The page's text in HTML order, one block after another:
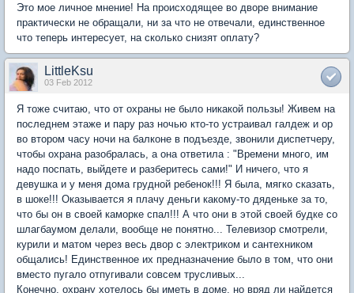
Это мое личное мнение! На происходящее во дворе внимание
практически не обращали, ни за что не отвечали, единственное
что теперь интересует, на сколько снизят оплату?
LittleKsu
03 Feb 2012
Я тоже считаю, что от охраны не было никакой пользы! Живем на
последнем этаже и пару раз ночью кто-то устраивал галдеж и ор
во втором часу ночи на балконе в подъезде, звонили диспетчеру,
чтобы охрана разобралась, а она ответила : "Времени много, им
надо поспать, выйдете и разберитесь сами!" И ничего, что я
девушка и у меня дома грудной ребенок!!! Я была, мягко сказать,
в шоке!!! Оказывается я плачу деньги какому-то дяденьке за то,
что бы он в своей каморке спал!!! А что они в этой своей будке со
шлагбаумом делали, вообще не понятно... Телевизор смотрели,
курили и матом через весь двор с электриком и сантехником
общались! Единственное их предназначение было в том, что они
вместо пугало отпугивали совсем трусливых...
Конечно, охрану хотелось бы иметь в доме, но вряд ли найдется